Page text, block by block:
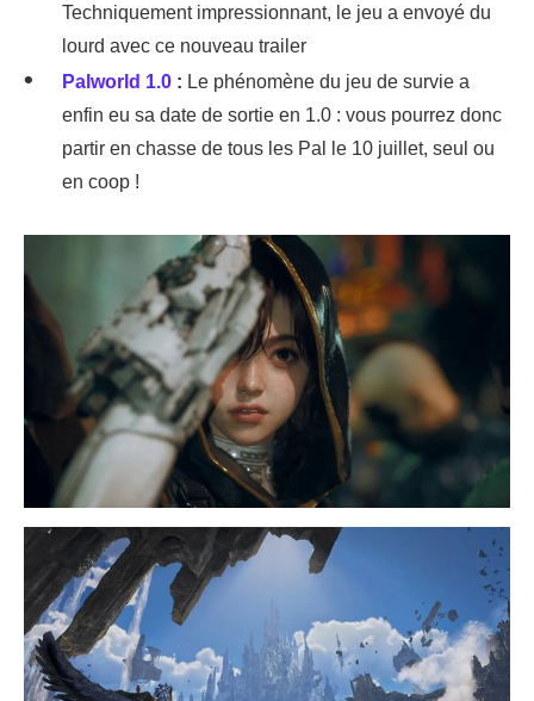
Techniquement impressionnant, le jeu a envoyé du
lourd avec ce nouveau trailer
Palworld 1.0 : Le phénomène du jeu de survie a
enfin eu sa date de sortie en 1.0 : vous pourrez donc
partir en chasse de tous les Pal le 10 juillet, seul ou
en coop !